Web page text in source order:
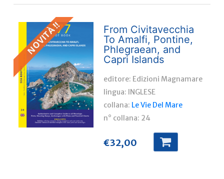
NOVITÀ !!
From Civitavecchia
To Amalfi, Pontine,
Phlegraean, and
Capri Islands
editore: Edizioni Magnamare
lingua: INGLESE
collana: Le Vie Del Mare
n° collana: 24
€32,00